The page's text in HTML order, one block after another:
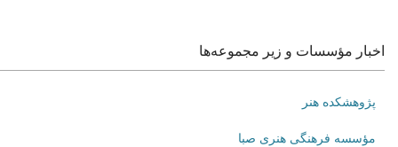
اخبار مؤسسات و زیر مجموعه‌ها
پژوهشکده هنر
مؤسسه فرهنگی هنری صبا